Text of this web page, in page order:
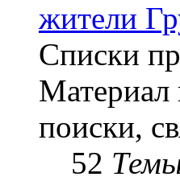
жители
Списки
Материал
поиски,
52